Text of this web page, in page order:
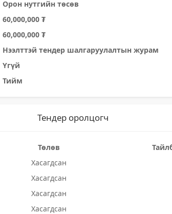
Орон нутгийн төсөв
60,000,000 ₮
60,000,000 ₮
Нээлттэй тендер шалгаруулалтын журам
Үгүй
Тийм
Тендер оролцогч
Төлөв
Хасагдсан
Хасагдсан
Хасагдсан
Хасагдсан